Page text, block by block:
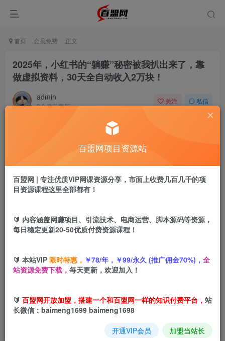
首页 会员免费 正文
2025年，小红书的“躺赚”秘密被我扒出来了，靠
做虚拟资料，30天全自动收入2万块！
admin
9个月前更新
关注 私信
盟币 9.9
立即购买
兼职搞了3个“数字小卖部”，几乎全自动，上个月利润近2
百盟网项目资源站
百盟网 | 专注优质VIP网课资源分享，市面上收费几百几千的项
目资源课程这里全部都有！
🔰 内容涵盖网赚项目、引流技术、电商运营、脚本源码等资源，
每日稳定更新20-50优质付费资源课程！
🔰 本站VIP 限时特惠， ￥78/年，￥99/永久 (推广佣金70%)， 全
站资源免费下载， 每天更新，欢迎加入！
🔰 百盟网开放加盟，搭建一个和百盟网一样的知识付费平台， 站
长微信：baimeng1699 baimeng1698
开通VIP会员 加盟当站长